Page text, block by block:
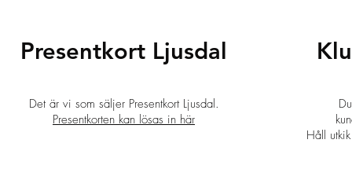
Presentkort Ljusdal
Det är vi som säljer Presentkort Ljusdal.
Presentkorten kan lösas in här
Håll